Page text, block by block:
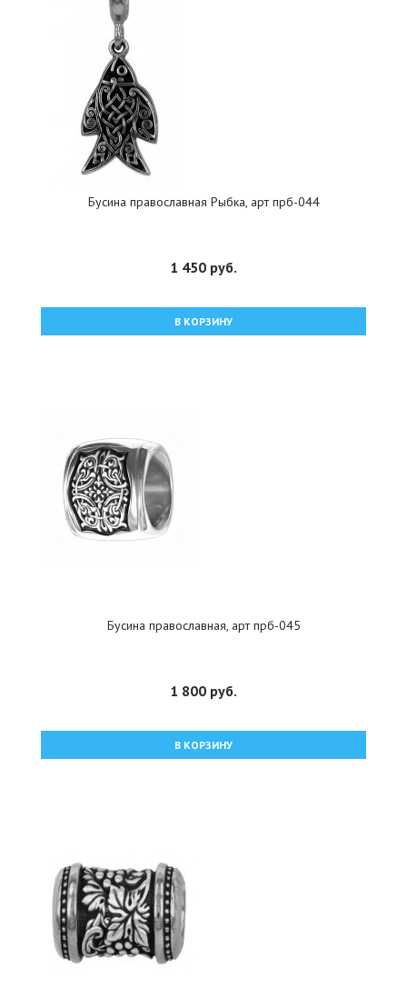
Бусина православная Рыбка, арт прб-044
1 450 руб.
В КОРЗИНУ
Бусина православная, арт прб-045
1 800 руб.
В КОРЗИНУ